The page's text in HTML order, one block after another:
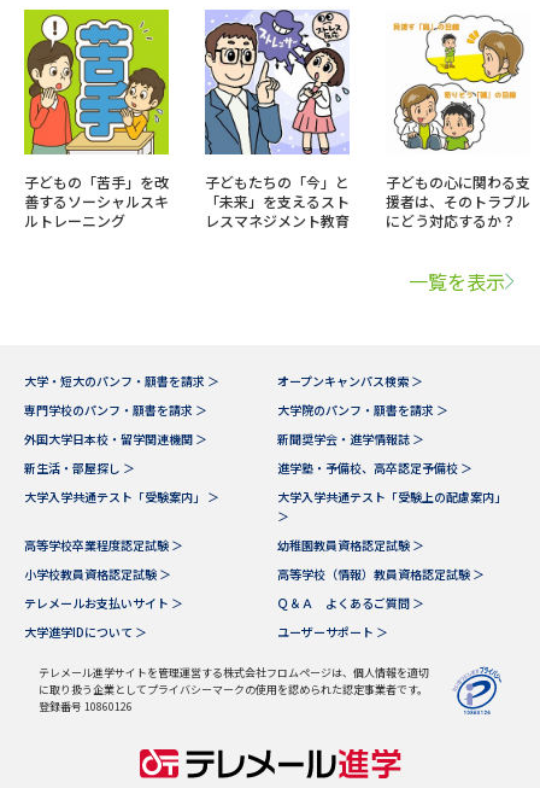
子どもの「苦手」を改
善するソーシャルスキ
ルトレーニング
子どもたちの「今」と
「未来」を支えるスト
レスマネジメント教育
子どもの心に関わる支
援者は、そのトラブル
にどう対応するか？
一覧を表示
大学・短大のパンフ・願書を請求 ＞
オープンキャンパス検索 ＞
専門学校のパンフ・願書を請求 ＞
大学院のパンフ・願書を請求 ＞
外国大学日本校・留学関連機関 ＞
新聞奨学会・進学情報誌 ＞
新生活・部屋探し ＞
進学塾・予備校、高卒認定予備校 ＞
大学入学共通テスト「受験案内」 ＞
大学入学共通テスト「受験上の配慮案内」
＞
高等学校卒業程度認定試験 ＞
幼稚園教員資格認定試験 ＞
小学校教員資格認定試験 ＞
高等学校（情報）教員資格認定試験 ＞
テレメールお支払いサイト ＞
Ｑ＆Ａ よくあるご質問 ＞
大学進学IDについて ＞
ユーザーサポート ＞
テレメール進学サイトを管理運営する株式会社フロムページは、個人情報を適切
に取り扱う企業としてプライバシーマークの使用を認められた認定事業者です。
登録番号 10860126